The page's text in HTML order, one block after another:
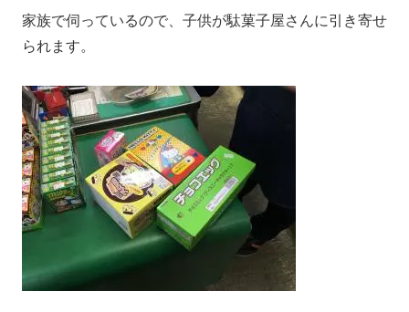
家族で伺っているので、子供が駄菓子屋さんに引き寄せ
られます。